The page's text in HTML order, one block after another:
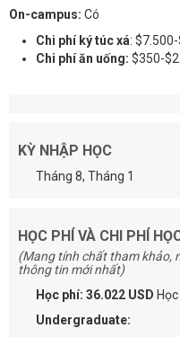
On-campus: Có
Chi phí ký túc xá:
Chi phí ăn uống: $350-
KỲ NHẬP HỌC
Tháng 8, Tháng 1
HỌC PHÍ VÀ CHI PHÍ
(Mang tính chất tham khảo,
thông tin mới nhất)
Học phí: 36.022 USD
Undergraduate: